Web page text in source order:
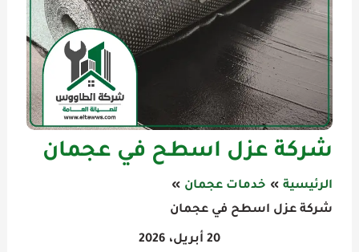
شركة عزل اسطح في عجمان
الرئيسية
خدمات عجمان
شركة عزل اسطح في عجمان
20 أبريل، 2026